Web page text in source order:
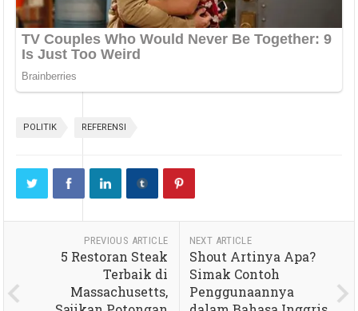
POLITIK REFERENSI
PREVIOUS ARTICLE
5 Restoran Steak
Terbaik di
Massachusetts,
NEXT ARTICLE
Shout Artinya Apa?
Simak Contoh
Penggunaannya